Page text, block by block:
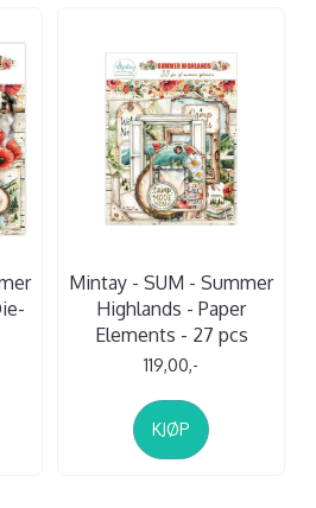
Mintay - SUM - Summer
Highlands - Paper
Elements - 27 pcs
119,00,-
KJØP